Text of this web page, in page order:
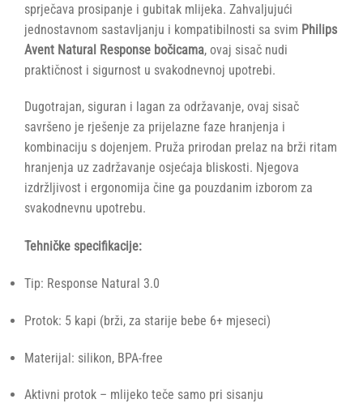
sprječava prosipanje i gubitak mlijeka. Zahvaljujući
jednostavnom sastavljanju i kompatibilnosti sa svim Philips
Avent Natural Response bočicama, ovaj sisač nudi
praktičnost i sigurnost u svakodnevnoj upotrebi.
Dugotrajan, siguran i lagan za održavanje, ovaj sisač
savršeno je rješenje za prijelazne faze hranjenja i
kombinaciju s dojenjem. Pruža prirodan prelaz na brži ritam
hranjenja uz zadržavanje osjećaja bliskosti. Njegova
izdržljivost i ergonomija čine ga pouzdanim izborom za
svakodnevnu upotrebu.
Tehničke specifikacije:
Tip: Response Natural 3.0
Protok: 5 kapi (brži, za starije bebe 6+ mjeseci)
Materijal: silikon, BPA-free
Aktivni protok – mlijeko teče samo pri sisanju